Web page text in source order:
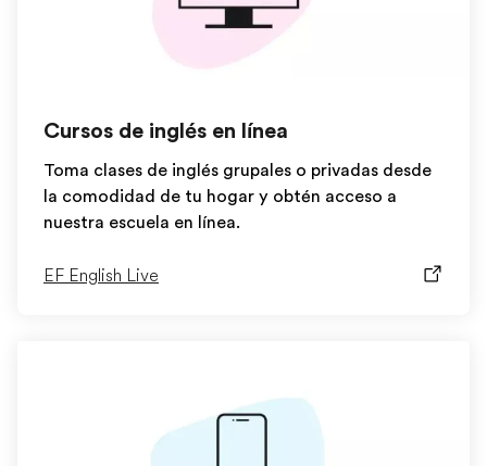
Cursos de inglés en línea
Toma clases de inglés grupales o privadas desde
la comodidad de tu hogar y obtén acceso a
nuestra escuela en línea.
EF English Live